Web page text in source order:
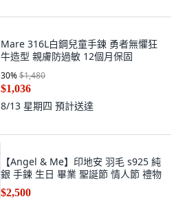
Mare 316L白鋼兒童手鍊 勇者無懼狂
牛造型 親膚防過敏 12個月保固
30%$1,480
$1,036
8/13 星期四 預計送達
【Angel & Me】印地安 羽毛 s925 純
銀 手鍊 生日 畢業 聖誕節 情人節 禮物
$2,500